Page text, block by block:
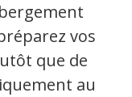
vos
que de
au